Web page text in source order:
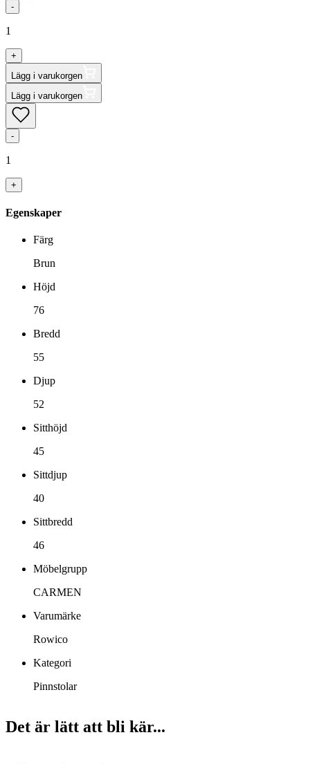
-
1
+
Lägg i varukorgen
Lägg i varukorgen
-
1
+
Egenskaper
Färg
Brun
Höjd
76
Bredd
55
Djup
52
Sitthöjd
45
Sittdjup
40
Sittbredd
46
Möbelgrupp
CARMEN
Varumärke
Rowico
Kategori
Pinnstolar
Det är lätt att bli kär...